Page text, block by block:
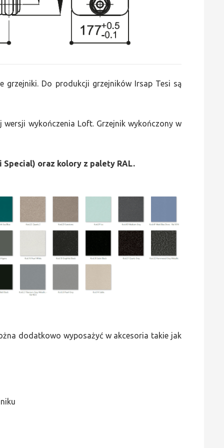
grzejniki. Do produkcji grzejników Irsap Tesi są
wykończenia Loft. Grzejnik wykończony w
oraz kolory z palety RAL.
dodatkowo wyposażyć w akcesoria takie jak